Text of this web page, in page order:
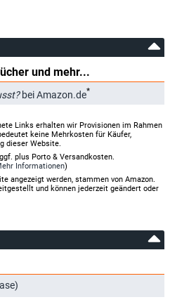
und mehr...
bei Amazon.de*
Links erhalten wir Provisionen im Rahmen
keine Mehrkosten für Käufer,
dieser Website.
plus Porto & Versandkosten.
Informationen)
angezeigt werden, stammen von Amazon.
und können jederzeit geändert oder